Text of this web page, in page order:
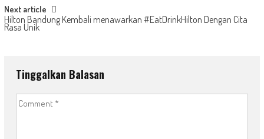
Next article
Hilton Bandung Kembali menawarkan #EatDrinkHilton Dengan Cita
Rasa Unik
Tinggalkan Balasan